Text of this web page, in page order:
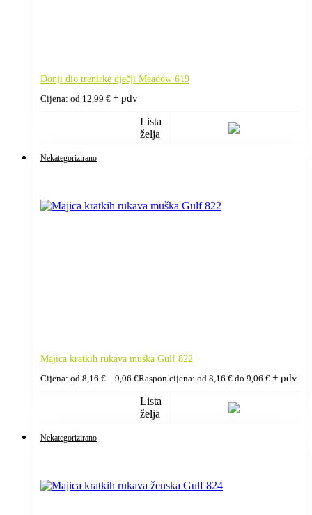
Donji dio trenirke dječji Meadow 619
Cijena: od 12,99 € + pdv
Lista
želja
Nekategorizirano
Majica kratkih rukava muška Gulf 822
Cijena: od 8,16 € – 9,06 €Raspon cijena: od 8,16 € do 9,06 € + pdv
Lista
želja
Nekategorizirano